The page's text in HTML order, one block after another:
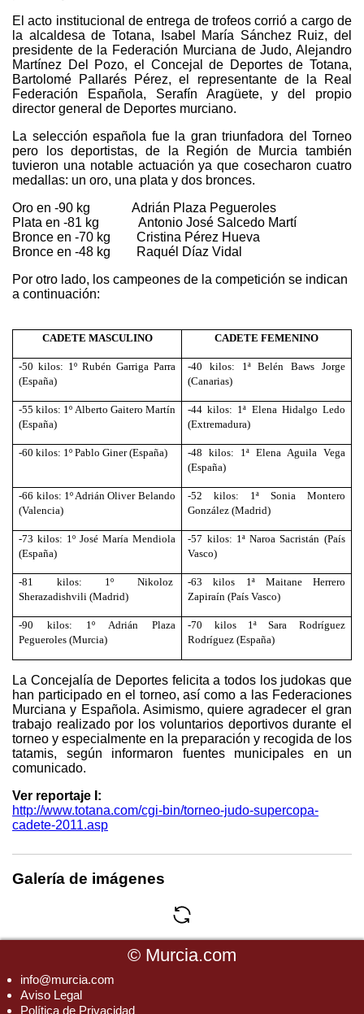
El acto institucional de entrega de trofeos corrió a cargo de
la alcaldesa de Totana, Isabel María Sánchez Ruiz, del
presidente de la Federación Murciana de Judo, Alejandro
Martínez Del Pozo, el Concejal de Deportes de Totana,
Bartolomé Pallarés Pérez, el representante de la Real
Federación Española, Serafín Aragüete, y del propio
director general de Deportes murciano.
La selección española fue la gran triunfadora del Torneo
pero los deportistas, de la Región de Murcia también
tuvieron una notable actuación ya que cosecharon cuatro
medallas: un oro, una plata y dos bronces.
Oro en -90 kg Adrián Plaza Pegueroles
Plata en -81 kg Antonio José Salcedo Martí
Bronce en -70 kg Cristina Pérez Hueva
Bronce en -48 kg Raquél Díaz Vidal
Por otro lado, los campeones de la competición se indican
a continuación:
CADETE MASCULINO CADETE FEMENINO
-50 kilos: 1º Rubén Garriga Parra
(España)
-40 kilos: 1ª Belén Baws Jorge
(Canarias)
-55 kilos: 1º Alberto Gaitero Martín
(España)
-44 kilos: 1ª Elena Hidalgo Ledo
(Extremadura)
-60 kilos: 1º Pablo Giner (España)
-48 kilos: 1ª Elena Aguila Vega
(España)
-66 kilos: 1º Adrián Oliver Belando
(Valencia)
-52 kilos: 1ª Sonia Montero
González (Madrid)
-73 kilos: 1º José María Mendiola
(España)
-57 kilos: 1ª Naroa Sacristán (País
Vasco)
-81 kilos: 1º Nikoloz
Sherazadishvili (Madrid)
-63 kilos 1ª Maitane Herrero
Zapiraín (País Vasco)
-90 kilos: 1º Adrián Plaza
Pegueroles (Murcia)
-70 kilos 1ª Sara Rodríguez
Rodríguez (España)
La Concejalía de Deportes felicita a todos los judokas que
han participado en el torneo, así como a las Federaciones
Murciana y Española. Asimismo, quiere agradecer el gran
trabajo realizado por los voluntarios deportivos durante el
torneo y especialmente en la preparación y recogida de los
tatamis, según informaron fuentes municipales en un
comunicado.
Ver reportaje I:
http://www.totana.com/cgi-bin/torneo-judo-supercopa-
cadete-2011.asp
Galería de imágenes
© Murcia.com
info@murcia.com
Aviso Legal
Política de Privacidad